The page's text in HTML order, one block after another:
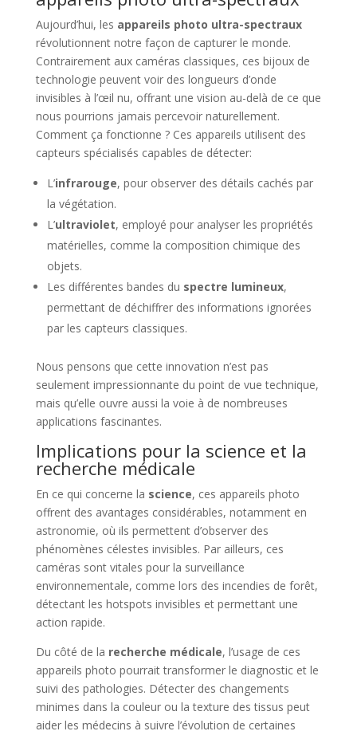
Aujourd’hui, les appareils photo ultra-spectraux
révolutionnent notre façon de capturer le monde.
Contrairement aux caméras classiques, ces bijoux de
technologie peuvent voir des longueurs d’onde
invisibles à l’œil nu, offrant une vision au-delà de ce que
nous pourrions jamais percevoir naturellement.
Comment ça fonctionne ? Ces appareils utilisent des
capteurs spécialisés capables de détecter:
L’infrarouge, pour observer des détails cachés par
la végétation.
L’ultraviolet, employé pour analyser les propriétés
matérielles, comme la composition chimique des
objets.
Les différentes bandes du spectre lumineux,
permettant de déchiffrer des informations ignorées
par les capteurs classiques.
Nous pensons que cette innovation n’est pas
seulement impressionnante du point de vue technique,
mais qu’elle ouvre aussi la voie à de nombreuses
applications fascinantes.
Implications pour la science et la
recherche médicale
En ce qui concerne la science, ces appareils photo
offrent des avantages considérables, notamment en
astronomie, où ils permettent d’observer des
phénomènes célestes invisibles. Par ailleurs, ces
caméras sont vitales pour la surveillance
environnementale, comme lors des incendies de forêt,
détectant les hotspots invisibles et permettant une
action rapide.
Du côté de la recherche médicale, l’usage de ces
appareils photo pourrait transformer le diagnostic et le
suivi des pathologies. Détecter des changements
minimes dans la couleur ou la texture des tissus peut
aider les médecins à suivre l’évolution de certaines